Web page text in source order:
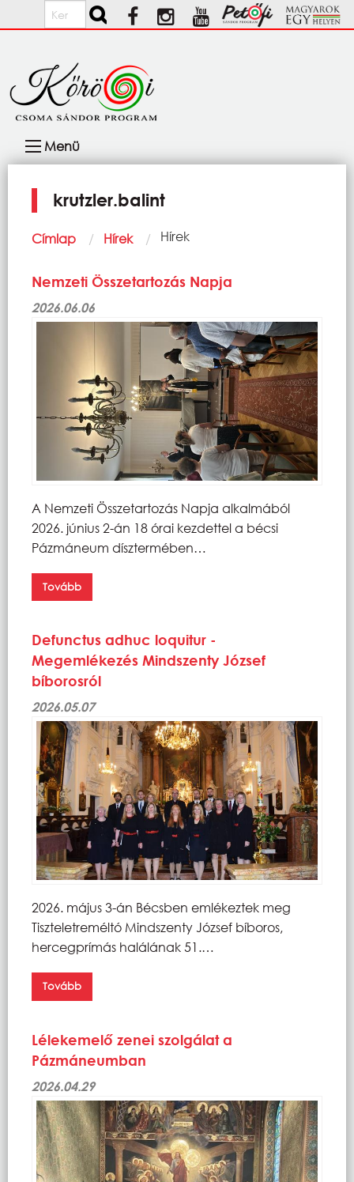
Ugrás a tartalomra
Keresés
navigáció
Menü
krutzler.balint
Morzsa
Címlap Hírek Current:
Hírek
Nemzeti Összetartozás Napja
2026.06.06
A Nemzeti Összetartozás Napja alkalmából
2026. június 2-án 18 órai kezdettel a bécsi
Pázmáneum dísztermében…
Tovább
Defunctus adhuc loquitur -
Megemlékezés Mindszenty József
bíborosról
2026.05.07
2026. május 3-án Bécsben emlékeztek meg
Tiszteletreméltó Mindszenty József bíboros,
hercegprímás halálának 51.…
Tovább
Lélekemelő zenei szolgálat a
Pázmáneumban
2026.04.29